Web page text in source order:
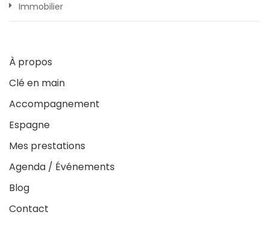
Immobilier
À propos
Clé en main
Accompagnement
Espagne
Mes prestations
Agenda / Événements
Blog
Contact